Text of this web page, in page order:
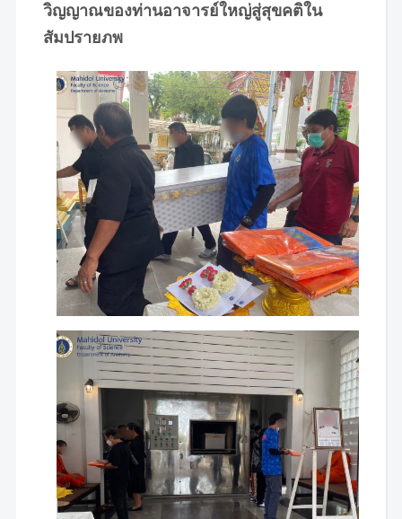
วิญญาณของท่านอาจารย์ใหญ่สู่สุขคติใน
สัมปรายภพ